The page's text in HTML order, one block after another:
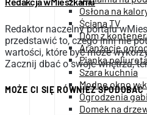
Osłona na
Ściana TV
Dom z
Aranżacje
Pianka
Szara kuchnia
Modne okno w
Ogrodzenia
Domek na
Redaktor naczelny portalu
przedstawić to, czego inni nie
wartości, które być może
Zacznij dbać o swoje wnętrza,
MOŻE CI SIĘ RÓWNIEŻ SPODOBAĆ